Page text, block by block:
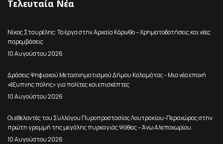
Τελευταία Νέα
Νίκος Σταυρέλης: Τα έργα στην Αρχαία Κόρινθο – Χρηματοδοτήσεις και νέες
παρεμβάσεις
10 Αυγούστου 2026
Δράσεις Ψηφιακού Μετασχηματισμού Δήμου Καλαμάτας - Μια νέα εποχή
«έξυπνης πόλης» για πολίτες και επισκέπτες
10 Αυγούστου 2026
Οι εθελοντές του Συλλόγου Πυροπροστασίας Λουτρακίου-Περαχώρας στην
πρώτη γραμμή της μεγάλης πυρκαγιάς Ψάθας – Άνω Αλεποχωρίου.
10 Αυγούστου 2026